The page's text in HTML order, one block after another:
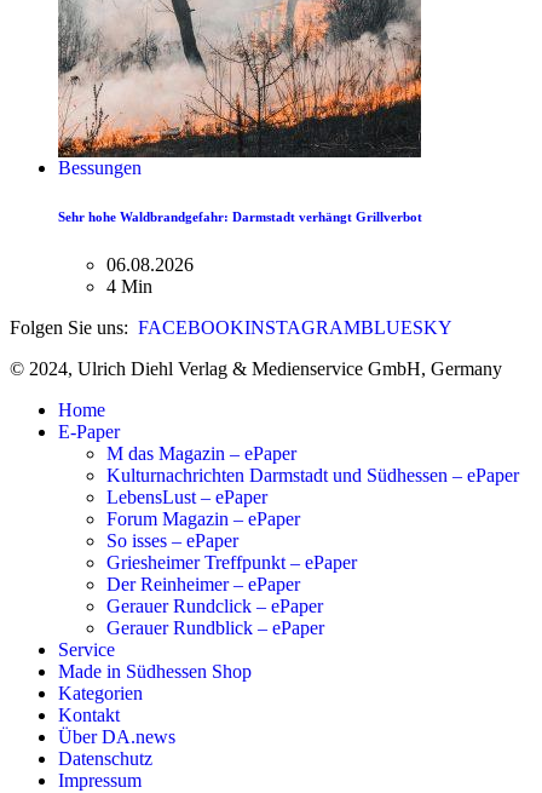
Bessungen
Sehr hohe Waldbrandgefahr: Darmstadt verhängt Grillverbot
06.08.2026
4 Min
Folgen Sie uns: FACEBOOKINSTAGRAMBLUESKY
© 2024, Ulrich Diehl Verlag & Medienservice GmbH, Germany
Home
E-Paper
M das Magazin – ePaper
Kulturnachrichten Darmstadt und Südhessen – ePaper
LebensLust – ePaper
Forum Magazin – ePaper
So isses – ePaper
Griesheimer Treffpunkt – ePaper
Der Reinheimer – ePaper
Gerauer Rundclick – ePaper
Gerauer Rundblick – ePaper
Service
Made in Südhessen Shop
Kategorien
Kontakt
Über DA.news
Datenschutz
Impressum